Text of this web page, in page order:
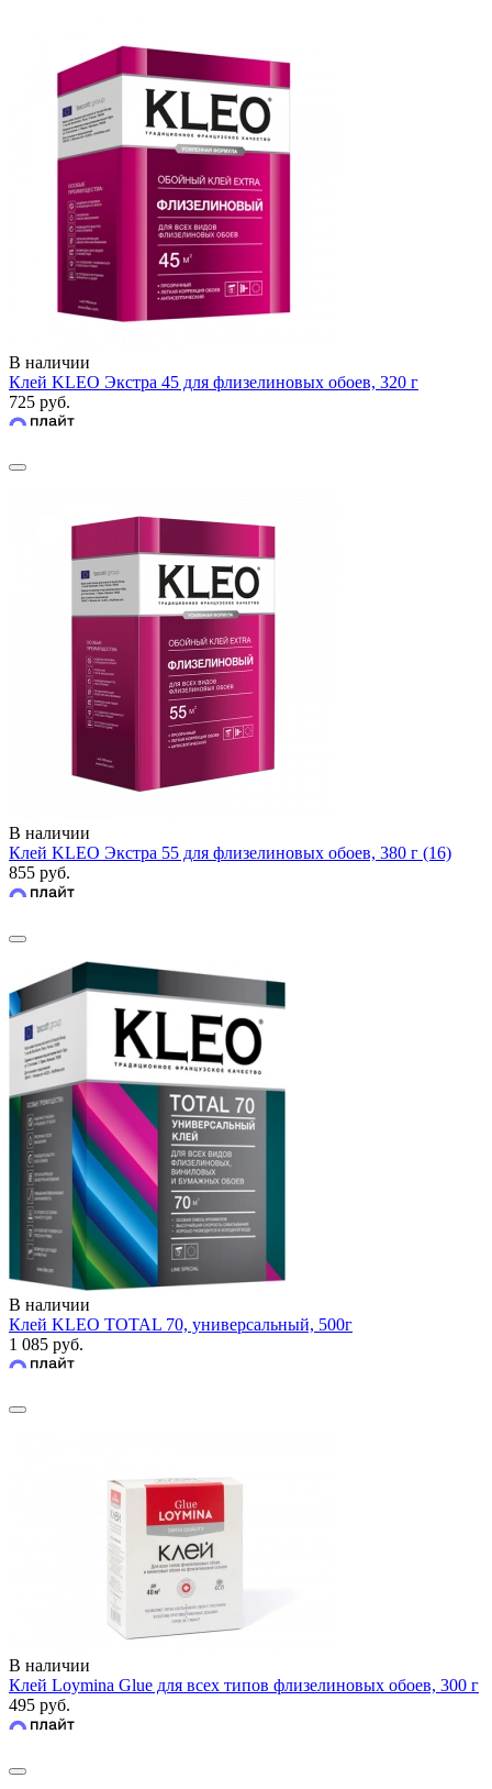
В наличии
Клей KLEO Экстра 45 для флизелиновых обоев, 320 г
725 руб.
В наличии
Клей KLEO Экстра 55 для флизелиновых обоев, 380 г (16)
855 руб.
В наличии
Клей KLEO TOTAL 70, универсальный, 500г
1 085 руб.
В наличии
Клей Loymina Glue для всех типов флизелиновых обоев, 300 г
495 руб.